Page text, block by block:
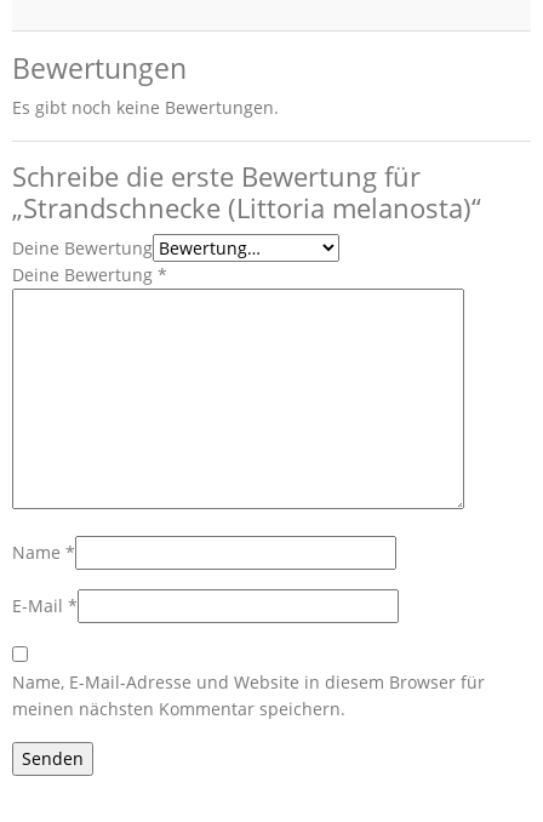
Bewertungen
Es gibt noch keine Bewertungen.
Schreibe die erste Bewertung für
„Strandschnecke (Littoria melanosta)“
Deine Bewertung
Deine Bewertung *
Name *
E-Mail *
Name, E-Mail-Adresse und Website in diesem Browser für
meinen nächsten Kommentar speichern.